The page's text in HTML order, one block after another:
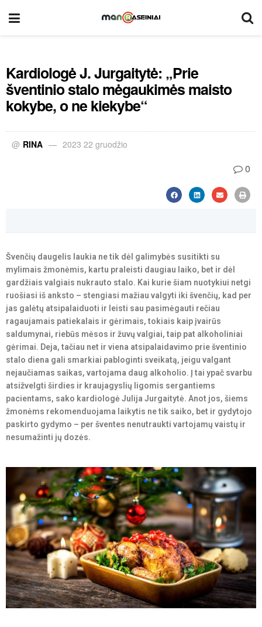
Kardiologė J. Jurgaitytė: „Prie
šventinio stalo mėgaukimės maisto
kokybe, o ne kiekybe“
@ RINA 2023 22 gruodžio
0
Švenčių daugelis laukia ne tik dėl galimybės susitikti su
mylimais žmonėmis, kartu praleisti daugiau laiko, bet ir dėl
gardžiais valgiais nukrauto stalo. Kai kurie šiam nuotykiui netgi
ruošiasi iš anksto – stengiasi mažiau valgyti iki švenčių, kad per
jas galėtų atsipalaiduoti ir leisti sau pasimėgauti rečiau
ragaujamais patiekalais ir gėrimais, tokiais kaip įvairūs
saldumynai, riebūs mėsos ir žuvų valgiai, taip pat alkoholiniai
gėrimai. Deja, tačiau net ir viena atsipalaidavimo prie šventinio
stalo diena gali smarkiai pabloginti sveikatą, jeigu valgant
nejaučiamas saikas, vartojama daug alkoholio. Į tai ypač svarbu
atsižvelgti širdies ir kraujagyslių ligomis sergantiems
pacientams, sako kardiologė Julija Jurgaitytė. Anot jos, šiems
žmonėms rekomenduojama laikytis ne tik saiko, bet ir gydytojo
paskirto gydymo – per šventes nenutraukti vartojamų vaistų ir
nesumažinti jų dozės.